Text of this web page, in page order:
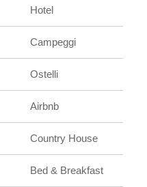
Hotel
Campeggi
Ostelli
Airbnb
Country House
Bed & Breakfast